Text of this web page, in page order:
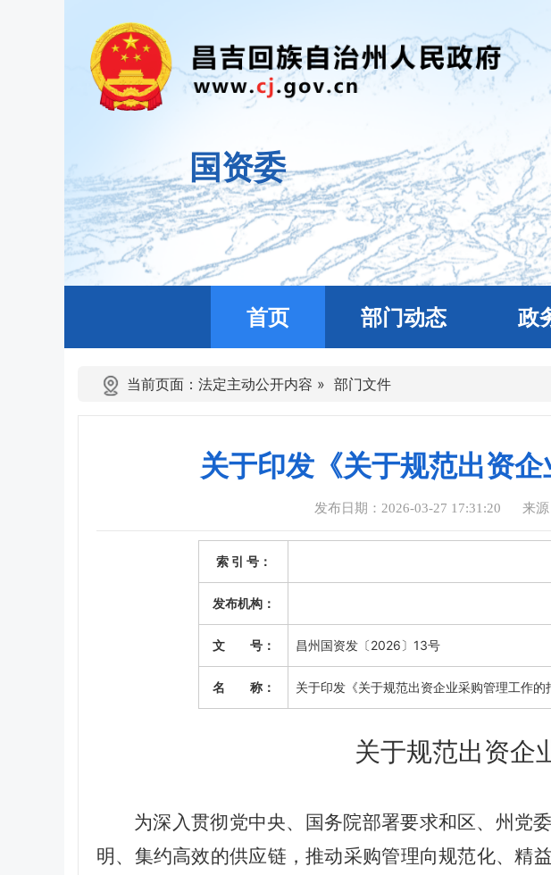
国资委
首页 部门动态 政
当前页面： 法定主动公开内容 » 部门文件
关于印发《关于规范出资
发布日期：2026-03-27 17:31:20 来
索 引 号：
发布机构：
文 号： 昌州国资发〔2026〕13号
名 称： 关于印发《关于规范出资企业采购管理工作的
关于规范出资企
为深入贯彻党中央、国务院部署要求和区、州党
明、集约高效的供应链，推动采购管理向规范化、精